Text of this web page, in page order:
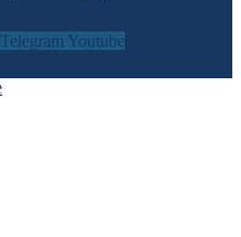
Telegram Youtube